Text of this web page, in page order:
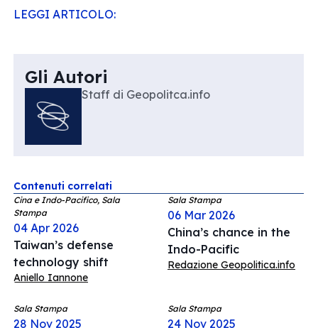
LEGGI ARTICOLO:
Gli Autori
Staff di Geopolitca.info
Contenuti correlati
Cina e Indo-Pacifico, Sala
Stampa
04 Apr 2026
Taiwan’s defense
technology shift
Aniello Iannone
Sala Stampa
06 Mar 2026
China’s chance in the
Indo-Pacific
Redazione Geopolitica.info
Sala Stampa
28 Nov 2025
Sala Stampa
24 Nov 2025